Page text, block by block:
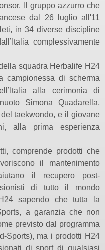
Il gruppo azzurro che
dal 26 luglio all'11
in 34 diverse discipline
complessivamente
squadra Herbalife H24
campionessa di scherma
alla cerimonia di
Simona Quadarella,
taekwondo, e il giovane
alla prima esperienza
comprende prodotti che
il mantenimento
il recupero post-
di tutto il mondo
sapendo che tutta la
a garanzia che non
previsto dal programma
Sports), ma i prodotti H24
di sport di qualsiasi